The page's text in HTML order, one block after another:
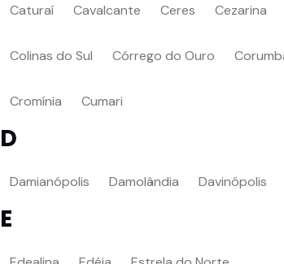
Caturaí Cavalcante Ceres Cezarina
Colinas do Sul Córrego do Ouro
Cromínia Cumari
D
Damianópolis Damolândia Davinópolis
E